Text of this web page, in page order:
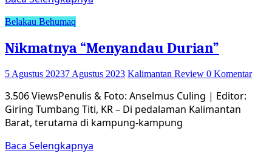
Belakau Behumaq
Nikmatnya “Menyandau Durian”
5 Agustus 20237 Agustus 2023 Kalimantan Review 0 Komentar
3.506 ViewsPenulis & Foto: Anselmus Culing | Editor:
Giring Tumbang Titi, KR – Di pedalaman Kalimantan
Barat, terutama di kampung-kampung
Baca Selengkapnya